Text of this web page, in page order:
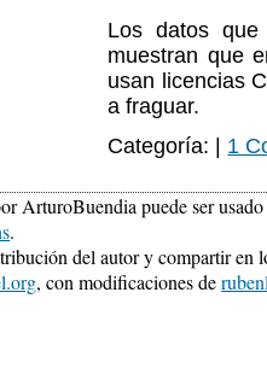
Los datos
muestran que
usan licencias
a fraguar.
Categoría: | 1
ArturoBuendia puede ser
.
del autor y compartir en
, con modificaciones de